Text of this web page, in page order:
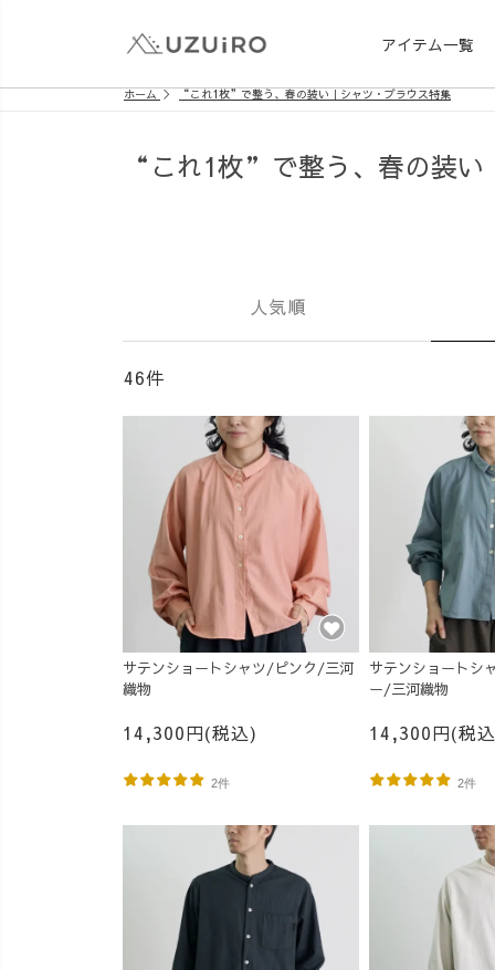
アイテム一覧
ホーム “これ1枚”で整う、春の装い｜シャツ・ブラウス特集
“これ1枚”で整う、春の装い
人気順
46件
サテンショートシャツ/ピンク/三河
織物
14,300円(税込)
2件
サテンショートシ
ー/三河織物
14,300円(税
2件